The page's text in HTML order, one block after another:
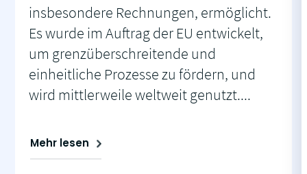
insbesondere Rechnungen, ermöglicht.
Es wurde im Auftrag der EU entwickelt,
um grenzüberschreitende und
einheitliche Prozesse zu fördern, und
wird mittlerweile weltweit genutzt....
Mehr lesen